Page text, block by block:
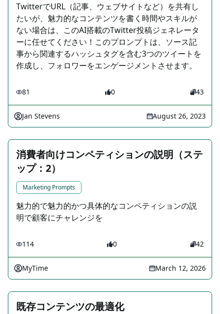
TwitterでURL（記事、ウェブサイトなど）を共有し
たいが、魅力的なコンテンツを書く時間やスキルが
ない場合は、このAI搭載のTwitter投稿ジェネレータ
ーに任せてください！このプロンプトは、ソース記
事から関連するハッシュタグを含む3つのツイートを
作成し、フォロワーをエンゲージメントさせます。
81 0 43
Jan Stevens August 26, 2023
消費者向けコンペティションの説明（ステ
ップ：2）
Marketing Prompts
魅力的で魅力的かつ具体的なコンペティションの説
明で顧客にチャレンジを
114 0 42
MyTime March 12, 2026
既存コンテンツの最適化